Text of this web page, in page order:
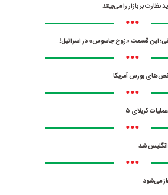
بر بازار را می‌بینند
•••
این قسمت «زوج جاسوس» در اسرائیل!
•••
بورس آمریکا
•••
کربلای ۵
•••
انگلیس شد
•••
می‌شود